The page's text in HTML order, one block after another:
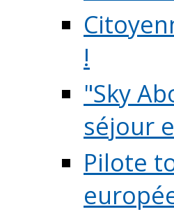
!
"Sky
séjour
Pilote